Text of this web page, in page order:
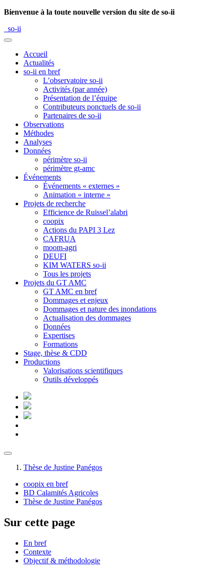
Bienvenue à la toute nouvelle version du site de so-ii
so-ii
Accueil
Actualités
so-ii en bref
L’observatoire so-ii
Activités (par année)
Présentation de l’équipe
Contributeurs ponctuels de so-ii
Partenaires de so-ii
Observations
Méthodes
Analyses
Données
périmètre so-ii
périmètre gt-amc
Événements
Événements « externes »
Animation « interne »
Projets de recherche
Efficience de Ruissel’alabri
coopix
Actions du PAPI 3 Lez
CAFRUA
moom-agri
DEUFI
KIM WATERS so-ii
Tous les projets
Projets du GT AMC
GT AMC en bref
Dommages et enjeux
Dommages et nature des inondations
Actualisation des dommages
Données
Expertises
Formations
Stage, thèse & CDD
Productions
Valorisations scientifiques
Outils développés
Thèse de Justine Panégos
coopix en bref
BD Calamités Agricoles
Thèse de Justine Panégos
Sur cette page
En bref
Contexte
Objectif & méthodologie